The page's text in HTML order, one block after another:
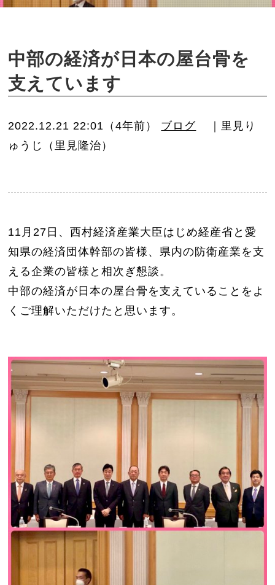
中部の経済が日本の屋台骨を
支えています
2022.12.21 22:01（4年前） ブログ
｜里見り
ゅうじ（里見隆治）
11月27日、西村経済産業大臣はじめ経産省と愛
知県の経済団体幹部の皆様、県内の防衛産業を支
える企業の皆様と相次ぎ懇談。
中部の経済が日本の屋台骨を支えていることをよ
くご理解いただけたと思います。